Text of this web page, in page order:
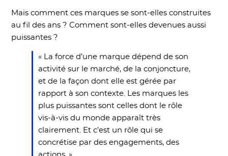
Mais comment ces marques se sont-elles construites
au fil des ans ? Comment sont-elles devenues aussi
puissantes ?
« La force d’une marque dépend de son
activité sur le marché, de la conjoncture,
et de la façon dont elle est gérée par
rapport à son contexte. Les marques les
plus puissantes sont celles dont le rôle
vis-à-vis du monde apparaît très
clairement. Et c’est un rôle qui se
concrétise par des engagements, des
actions. »